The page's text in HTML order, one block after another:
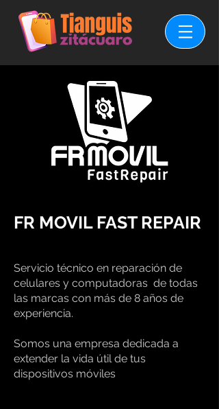
FR MOVIL FAST REPAIR
Servicio técnico en reparación de
celulares y computadoras de todas
las marcas con más de 8 años de
experiencia.
Somos una empresa dedicada a
extender la vida útil de tus
dispositivos móviles